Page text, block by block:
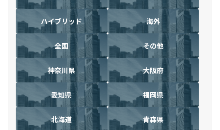
ハイブリッド 海外
全国 その他
神奈川県 大阪府
愛知県 福岡県
北海道 青森県